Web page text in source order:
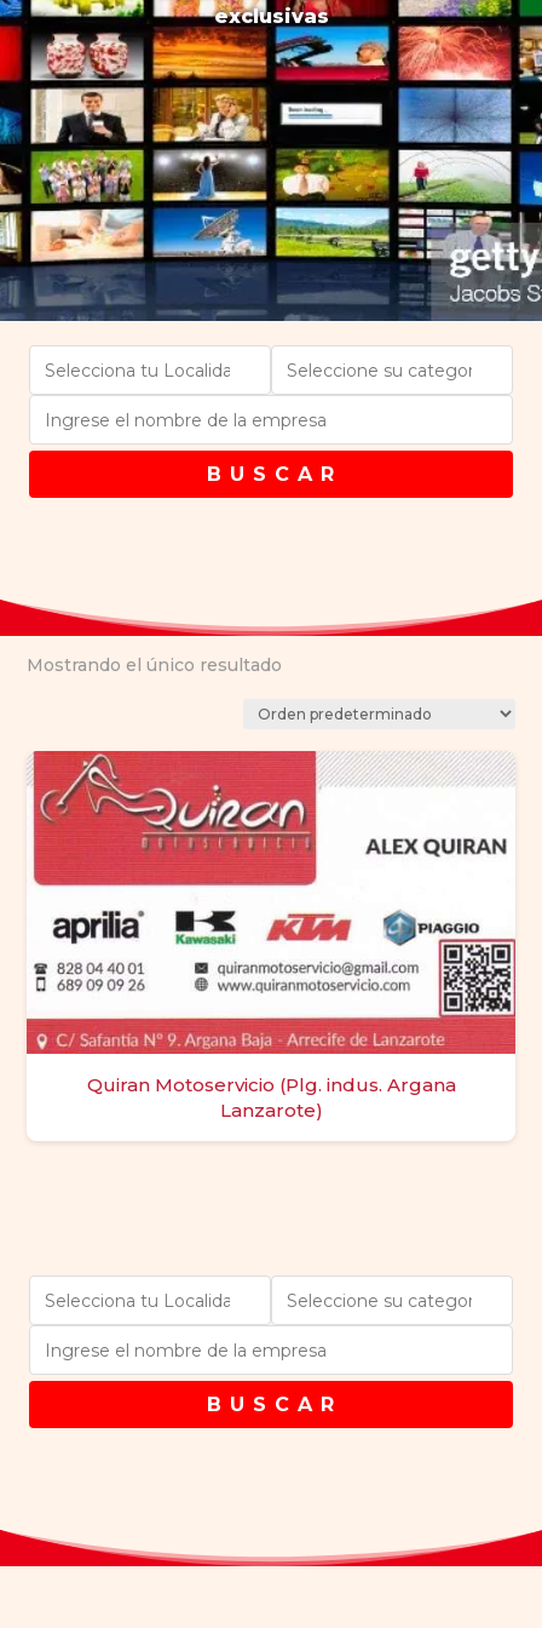
exclusivas
B U S C A R
Mostrando el único resultado
Quiran Motoservicio (Plg. indus. Argana
Lanzarote)
B U S C A R